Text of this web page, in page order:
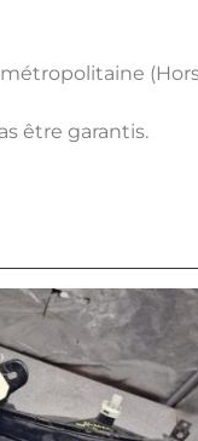
être garantis.